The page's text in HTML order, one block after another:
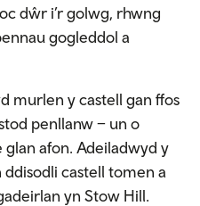
dŵr i’r golwg, rhwng
gogleddol a
murlen y castell gan ffos
penllanw – un o
afon. Adeiladwyd y
ddisodli castell tomen a
yn Stow Hill.